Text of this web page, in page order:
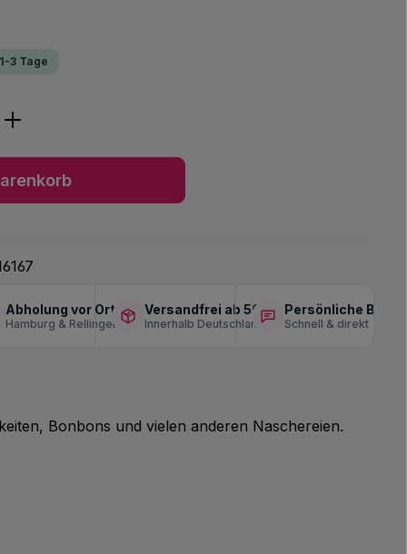
3 Tage
den gewünschten Wert ein oder
Abholung vor Ort
Hamburg & Rellingen
Versandfrei ab 50 €
Innerhalb Deutschlands
Persönliche
Schnell & direkt
Bonbons und vielen anderen Naschereien.